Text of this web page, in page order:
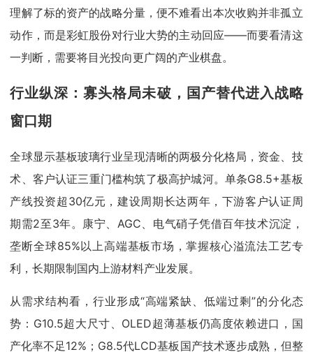
理解了标的资产的战略分量，便不难看出本次收购并非孤立
动作，而是彩虹股份对行业大势的主动回应——而要看清这
一判断，需要将目光投向更广阔的产业棋盘。
行业纵深：寡头格局未破，国产替代进入战略
窗口期
全球显示基板玻璃行业呈现清晰的两极分化格局，资金、技
术、客户认证三重门槛构筑了极高护城河。单条G8.5+基板
产线投资超30亿元，建设周期长达两年，下游客户认证周
期需2至3年。康宁、AGC、电气硝子凭借百年技术沉淀，
垄断全球85%以上高端基板市场，掌握核心溢流法工艺专
利，长期限制国内上游材料产业发展。
从需求结构看，行业形成“高端紧缺、低端过剩”的分化态
势：G10.5超大尺寸、OLED超薄基板仍高度依赖进口，国
产化率不足12%；G8.5代LCD基板国产技术逐步成熟，但整